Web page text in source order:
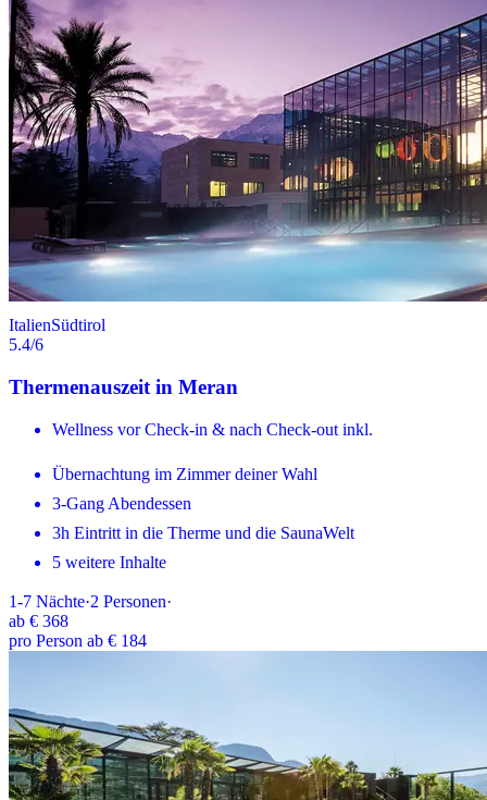
ItalienSüdtirol
5.4/6
Thermenauszeit in Meran
Wellness vor Check-in & nach Check-out inkl.
Übernachtung im Zimmer deiner Wahl
3-Gang Abendessen
3h Eintritt in die Therme und die SaunaWelt
5 weitere Inhalte
1-7 Nächte·2 Personen·
ab € 368
pro Person ab € 184